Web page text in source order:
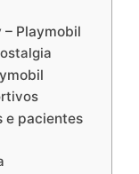
– Playmobil
e pacientes